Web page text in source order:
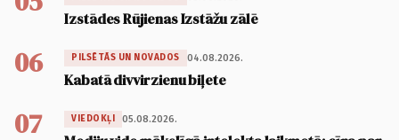
Izstādes Rūjienas Izstāžu zālē
06 PILSĒTĀS UN NOVADOS 04.08.2026.
Kabatā divvirzienu biļete
07 VIEDOKĻI 05.08.2026.